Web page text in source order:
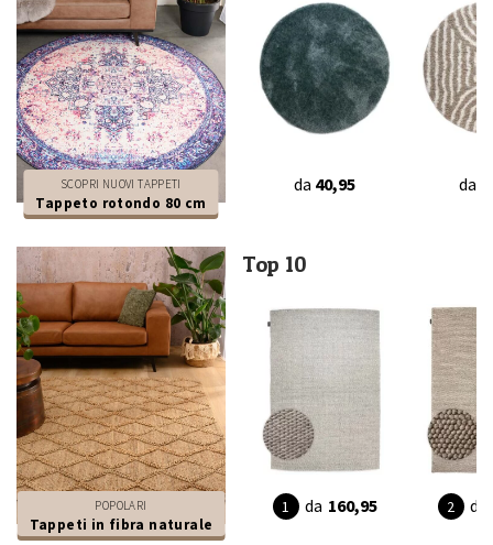
SCOPRI NUOVI TAPPETI
Tappeto rotondo 80 cm
da 40,95 da
POPOLARI
Tappeti in fibra naturale
Top 10
da 160,95 da